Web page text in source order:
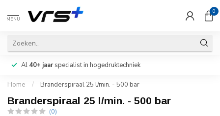
MENU
0
Al 40+ jaarspecialist in hogedruktechniek
Home / Branderspiraal 25 l/min. - 500 bar
Branderspiraal 25 l/min. - 500 bar
(0)